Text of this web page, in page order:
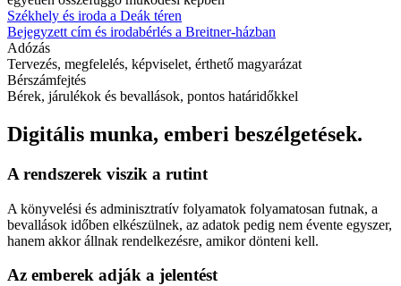
Székhely és iroda a Deák téren
Bejegyzett cím és irodabérlés a Breitner-házban
Adózás
Tervezés, megfelelés, képviselet, érthető magyarázat
Bérszámfejtés
Bérek, járulékok és bevallások, pontos határidőkkel
Digitális munka, emberi beszélgetések.
A rendszerek viszik a rutint
A könyvelési és adminisztratív folyamatok folyamatosan futnak, a
bevallások időben elkészülnek, az adatok pedig nem évente egyszer,
hanem akkor állnak rendelkezésre, amikor dönteni kell.
Az emberek adják a jelentést